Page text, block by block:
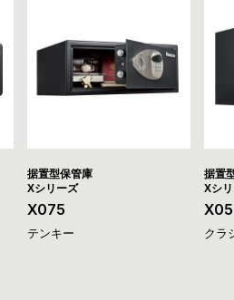
据置型保管庫
Xシリーズ
X075
テンキー
据置
Xシ
クラ